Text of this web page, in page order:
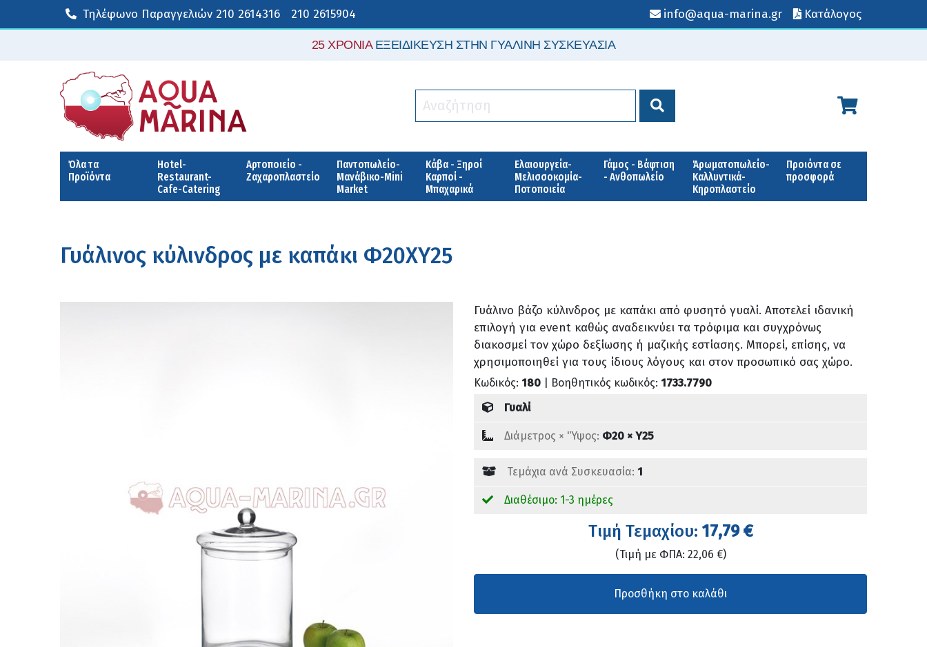
Τηλέφωνο Παραγγελιών 210 2614316 210 2615904 info@aqua-marina.gr Κατάλογος
25 ΧΡΟΝΙΑΕΞΕΙΔΙΚΕΥΣΗ ΣΤΗΝ ΓΥΑΛΙΝΗ ΣΥΣΚΕΥΑΣΙΑ
Όλα τα
Προϊόντα
Hotel-
Restaurant-
Cafe-Catering
Αρτοποιείο -
Ζαχαροπλαστείο
Παντοπωλείο-
Μανάβικο-Mini
Market
Κάβα - Ξηροί
Καρποί -
Μπαχαρικά
Ελαιουργεία-
Μελισσοκομία-
Ποτοποιεία
Γάμος - Βάφτιση
- Ανθοπωλείο
Άρωματοπωλείο-
Καλλυντικά-
Κηροπλαστείο
Προιόντα σε
προσφορά
Γυάλινος κύλινδρος με καπάκι Φ20ΧΥ25
Γυάλινο βάζο κύλινδρος με καπάκι από φυσητό γυαλί. Αποτελεί ιδανική
επιλογή για event καθώς αναδεικνύει τα τρόφιμα και συγχρόνως
διακοσμεί τον χώρο δεξίωσης ή μαζικής εστίασης. Μπορεί, επίσης, να
χρησιμοποιηθεί για τους ίδιους λόγους και στον προσωπικό σας χώρο.
Κωδικός: 180 | Βοηθητικός κωδικός: 1733.7790
Γυαλί
Διάμετρος × 'Ύψος: Φ20 × Υ25
Τεμάχια ανά Συσκευασία: 1
Διαθέσιμο: 1-3 ημέρες
Tιμή Τεμαχίου: 17,79 €
(Τιμή με ΦΠΑ: 22,06 €)